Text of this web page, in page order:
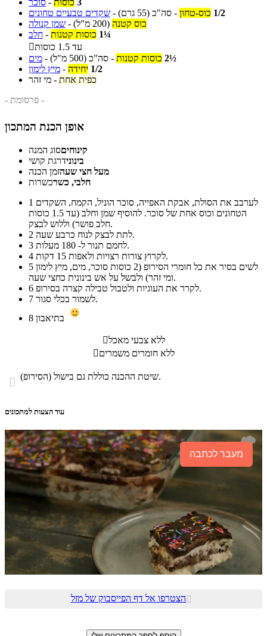
סוכר - 3 כוסות
שקדים טבעיים טחונים - 1/2 כוס-טחון - סה"כ (55 גרם)
שמן קנולה - כוס קטנה (200 מ"ל)
חלב - 1¼ כוסות קטנות

עד 1.5 כוסות
מים - 2½ כוסות קטנות - סה"כ (500 מ"ל)
מיץ לימון - 1/2 יחידה
מי זהר - כפית אחת
- פרסומת -
אופן הכנת המתכון
קינוחיםסוג המנה
בינונידרגת קושי
מעל חצי שעהזמן הכנה
חלבי, כשרכשרות
1
הטחונים וכוס אחת של סוכר. להוסיף שמן וחלב (עד 1.5 כוסות
חלב פושר) וללוש לבצק.
2
לתת לבצק לנוח כרבע שעה.
3
לחמם תנור ל- 180 מעלות.
4
לקרוץ צורות רצויות ולאפות 15 דקות.
5
ומי זהר) ולבשל על אש בינונית כחצי שעה.
6
לקרר את העוגיות ולטבול טבילה קצרה בסירופ.
7
לשמור בכלי סגור.
8
ללא צבעי מאכל
ללא חומרים משמרים
 שיטת ההכנה כוללת גם בישול (הסירופ).
עוד הצעות למתכונים
מעבר לכתבה
הצטרפו אל דף הפייסבוק של מזל